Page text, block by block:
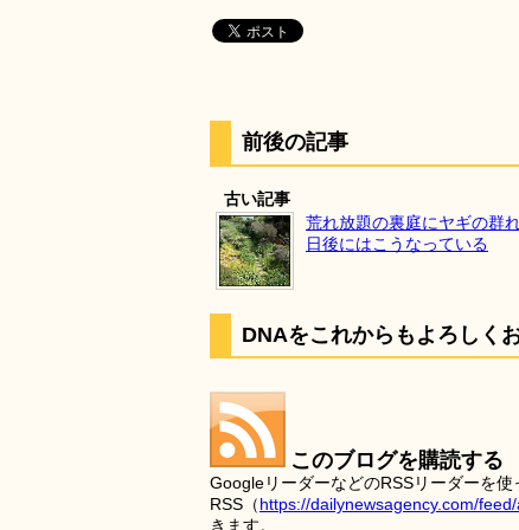
前後の記事
古い記事
荒れ放題の裏庭にヤギの群
日後にはこうなっている
DNAをこれからもよろしく
このブログを購読する
GoogleリーダーなどのRSSリーダーを
RSS（https://dailynewsagency.com/
きます。